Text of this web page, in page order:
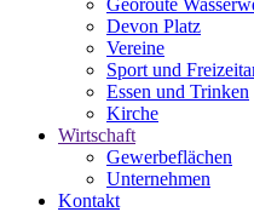
Georoute
Devon Platz
Vereine
Sport und
Essen und Trinken
Kirche
Wirtschaft
Gewerbeflächen
Unternehmen
Kontakt